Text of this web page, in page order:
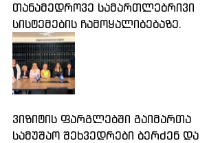
თანამედროვე სამართლებრივი
სისტემების ჩამოყალიბებაზე.
ვიზიტის ფარგლებში გაიმართა
სამუშაო შეხვედრები ბერძენ და